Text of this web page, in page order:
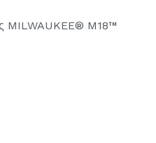
MILWAUKEE® M18™